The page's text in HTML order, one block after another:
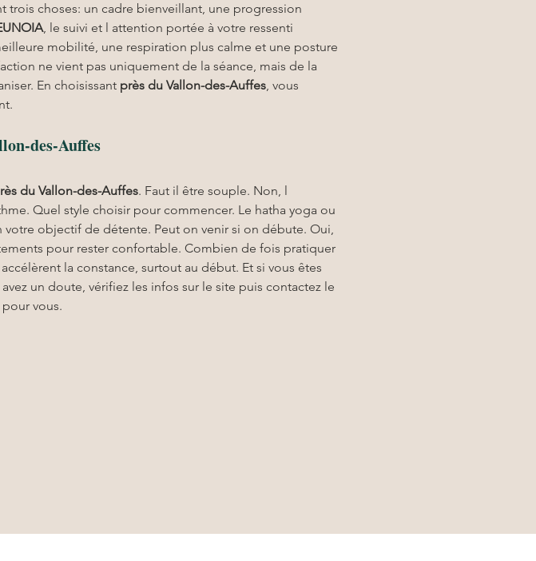
choses: un cadre bienveillant, une progression
, le suivi et l attention portée à votre ressenti
mobilité, une respiration plus calme et une posture
ne vient pas uniquement de la séance, mais de la
En choisissant près du Vallon-des-Auffes, vous
des-Auffes
du Vallon-des-Auffes. Faut il être souple. Non, l
Quel style choisir pour commencer. Le hatha yoga ou
objectif de détente. Peut on venir si on débute. Oui,
pour rester confortable. Combien de fois pratiquer
la constance, surtout au début. Et si vous êtes
un doute, vérifiez les infos sur le site puis contactez le
vous.